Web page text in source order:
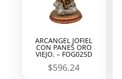
ARCANGEL JOFIEL
CON PANES ORO
VIEJO. – FOG025D
$596.24